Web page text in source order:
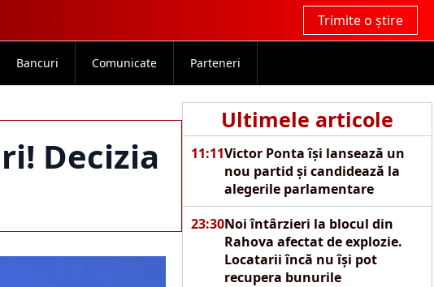
Trimite o știre
Bancuri Comunicate Parteneri
Decizia
Ultimele articole
11:11Victor Ponta își lansează un
nou partid și candidează la
alegerile parlamentare
23:30Noi întârzieri la blocul din
Rahova afectat de explozie.
Locatarii încă nu își pot
recupera bunurile